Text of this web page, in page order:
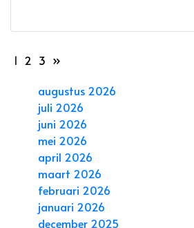
1 2 3 »
augustus 2026
juli 2026
juni 2026
mei 2026
april 2026
maart 2026
februari 2026
januari 2026
december 2025